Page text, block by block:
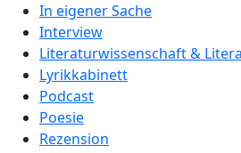
In eigener Sache
Interview
Literaturwissenschaft &
Lyrikkabinett
Podcast
Poesie
Rezension